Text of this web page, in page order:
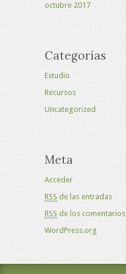
octubre 2017
Categorías
Estudio
Recursos
Uncategorized
Meta
Acceder
RSS de las entradas
RSS de los comentarios
WordPress.org